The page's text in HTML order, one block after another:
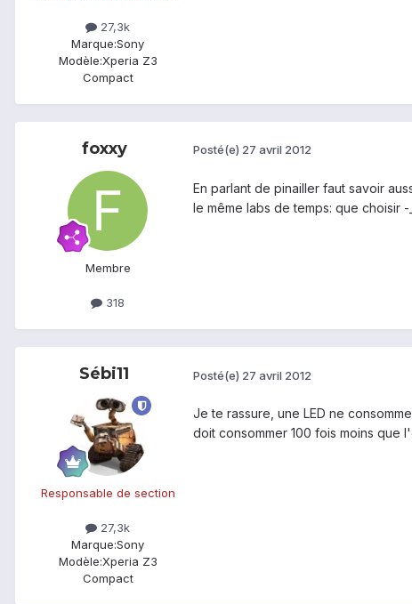
27,3k
Marque:Sony
Modèle:Xperia Z3
Compact
foxxy
Membre
318
Posté(e) 27 avril 2012
En parlant de pinailler faut savoir
le même labs de temps: que choisir -
Sébi11
Responsable de section
27,3k
Marque:Sony
Modèle:Xperia Z3
Compact
Posté(e) 27 avril 2012
Je te rassure, une LED ne
doit consommer 100 fois moins que